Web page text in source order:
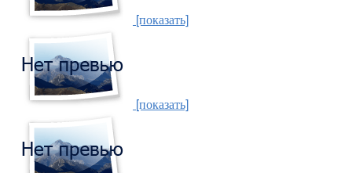
[показать]
[показать]